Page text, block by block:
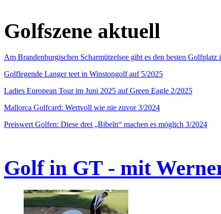
Golfszene aktuell
Am Brandenburgischen Scharmützelsee gibt es den besten
Golflegende Langer teet in Winstongolf auf 5/2025
Ladies European Tour im Juni 2025 auf Green Eagle 2/2025
Mallorca Golfcard: Wertvoll wie nie zuvor 3/2024
Preiswert Golfen: Diese drei „Bibeln“ machen es möglich 3/2024
Golf in GT - mit